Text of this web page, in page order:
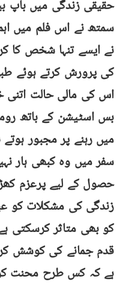
حقیقی زندگی میں باپ
سمتھ نے اس فلم میں
نے ایسے تنہا شخص کا
کی پرورش کرتے ہوئے
اس کی مالی حالت اتنی
بس اسٹیشن کے باتھ
میں رہنے پر مجبور
سفر میں وہ کبھی ہار
حصول کے لیے پرعزم
زندگی کی مشکلات کو
کو بھی متاثر کرسکتی
قدم جمانے کی کوشش
ہے کہ کس طرح محنت